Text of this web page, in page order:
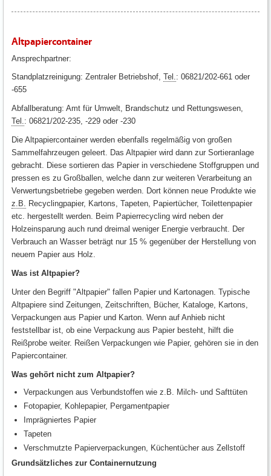
Altpapiercontainer
Ansprechpartner:
Standplatzreinigung: Zentraler Betriebshof, Tel. : 06821/202-661 oder
-655
Abfallberatung: Amt für Umwelt, Brandschutz und Rettungswesen,
Tel. : 06821/202-235, -229 oder -230
Die Altpapiercontainer werden ebenfalls regelmäßig von großen
Sammelfahrzeugen geleert. Das Altpapier wird dann zur Sortieranlage
gebracht. Diese sortieren das Papier in verschiedene Stoffgruppen und
pressen es zu Großballen, welche dann zur weiteren Verarbeitung an
Verwertungsbetriebe gegeben werden. Dort können neue Produkte wie
z.B.
Recyclingpapier, Kartons, Tapeten, Papiertücher, Toilettenpapier
etc. hergestellt werden. Beim Papierrecycling wird neben der
Holzeinsparung auch rund dreimal weniger Energie verbraucht. Der
Verbrauch an Wasser beträgt nur 15 % gegenüber der Herstellung von
neuem Papier aus Holz.
Was ist Altpapier?
Unter den Begriff "Altpapier" fallen Papier und Kartonagen. Typische
Altpapiere sind Zeitungen, Zeitschriften, Bücher, Kataloge, Kartons,
Verpackungen aus Papier und Karton. Wenn auf Anhieb nicht
feststellbar ist, ob eine Verpackung aus Papier besteht, hilft die
Reißprobe weiter. Reißen Verpackungen wie Papier, gehören sie in den
Papiercontainer.
Was gehört nicht zum Altpapier?
Verpackungen aus Verbundstoffen wie z.B. Milch- und Safttüten
Fotopapier, Kohlepapier, Pergamentpapier
Imprägniertes Papier
Tapeten
Verschmutzte Papierverpackungen, Küchentücher aus Zellstoff
Grundsätzliches zur Containernutzung